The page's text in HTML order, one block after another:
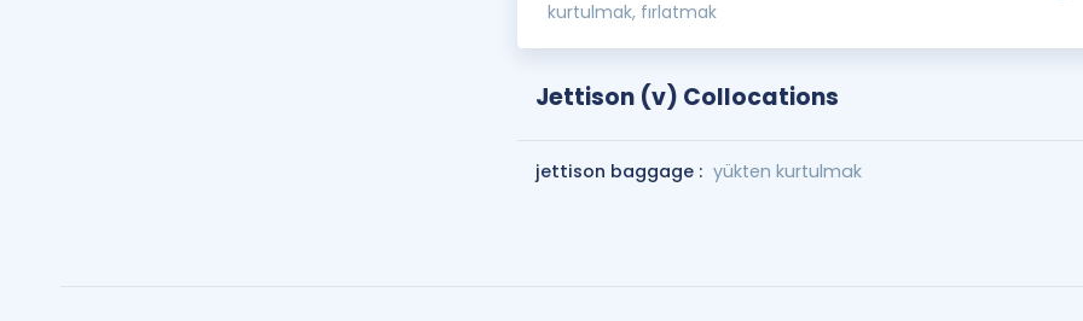
kurtulmak, fırlatmak
Jettison (v) Collocations
jettison baggage : yükten kurtulmak